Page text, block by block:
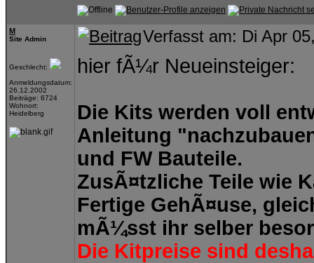
M
Site Admin
Geschlecht:
Anmeldungsdatum:
26.12.2002
Beiträge: 6724
Wohnort:
Heidelberg
Verfasst am: Di Apr
hier fÃ¼r Neueinsteiger:
Die Kits werden voll
Anleitung
und FW Bauteile.
ZusÃ¤tzliche Teile wie
Fertige GehÃ¤use,
mÃ¼sst ihr selber
Die Kitpreise sind